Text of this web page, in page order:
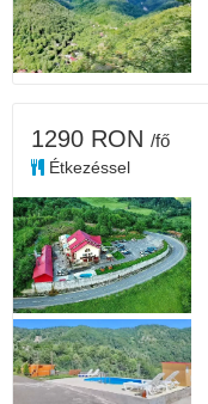
1290 RON /fő
Étkezéssel